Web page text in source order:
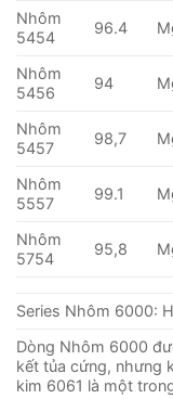
Nhôm
5454
96.4
Nhôm
5456
94
Nhôm
5457
98,7
Nhôm
5557
99.1
Nhôm
5754
95,8
Series Nhôm 6000:
Dòng Nhôm 6000
kết tủa cứng, nhưng
kim 6061 là một